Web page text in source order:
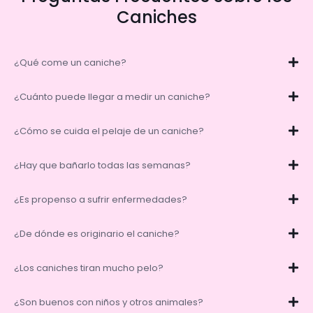
Caniches
¿Qué come un caniche?
¿Cuánto puede llegar a medir un caniche?
¿Cómo se cuida el pelaje de un caniche?
¿Hay que bañarlo todas las semanas?
¿Es propenso a sufrir enfermedades?
¿De dónde es originario el caniche?
¿Los caniches tiran mucho pelo?
¿Son buenos con niños y otros animales?